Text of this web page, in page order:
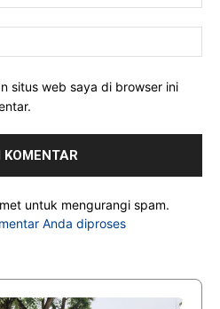
situs web saya di browser ini
untuk mengurangi spam.
Anda diproses